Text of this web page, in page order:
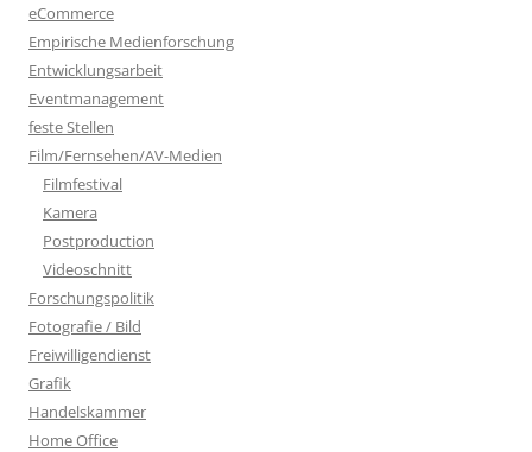
eCommerce
Empirische Medienforschung
Entwicklungsarbeit
Eventmanagement
feste Stellen
Film/Fernsehen/AV-Medien
Filmfestival
Kamera
Postproduction
Videoschnitt
Forschungspolitik
Fotografie / Bild
Freiwilligendienst
Grafik
Handelskammer
Home Office